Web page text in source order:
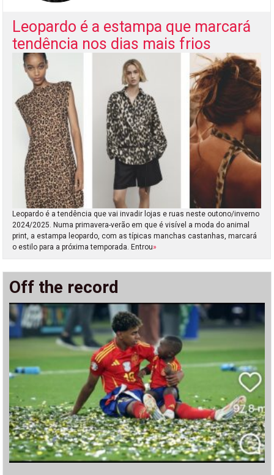
Leopardo é a estampa que marcará
tendência nos dias mais frios
Leopardo é a tendência que vai invadir lojas e ruas neste outono/inverno
2024/2025. Numa primavera-verão em que é visível a moda do animal
print, a estampa leopardo, com as típicas manchas castanhas, marcará
o estilo para a próxima temporada. Entrou»
Off the record